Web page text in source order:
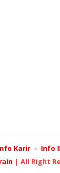
Karir Info
| All Right